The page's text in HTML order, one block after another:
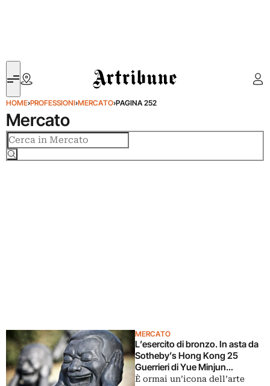
Artribune
HOME›PROFESSIONI›MERCATO›PAGINA 252
Mercato
MERCATO
L’esercito di bronzo. In asta da
Sotheby’s Hong Kong 25
Guerrieri di Yue Minjun…
È ormai un’icona dell’arte